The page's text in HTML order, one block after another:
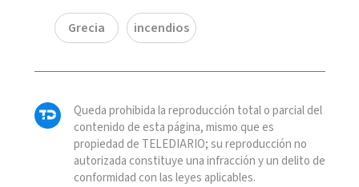
Grecia incendios
Queda prohibida la reproducción total o parcial del
contenido de esta página, mismo que es
propiedad de TELEDIARIO; su reproducción no
autorizada constituye una infracción y un delito de
conformidad con las leyes aplicables.